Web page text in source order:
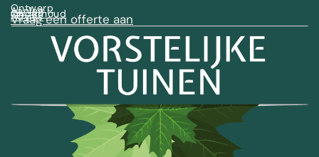
Ontwerp
Aanleg
Onderhoud
Advies
Vraag een offerte aan